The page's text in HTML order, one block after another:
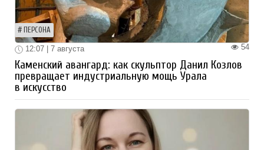
ПЕРСОНА
54
12:07 | 7 августа
Каменский авангард: как скульптор Данил Козлов
превращает индустриальную мощь Урала
в искусство